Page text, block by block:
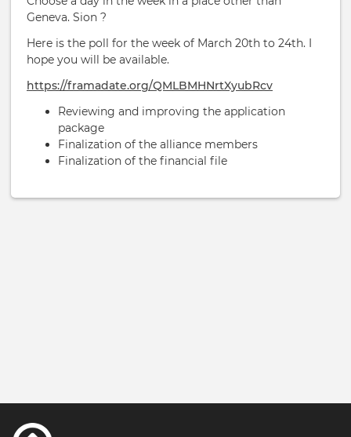
Geneva. Sion ?
Here is the poll for the week of March 20th to 24th. I
hope you will be available.
https://framadate.org/QMLBMHNrtXyubRcv
Reviewing and improving the application
package
Finalization of the alliance members
Finalization of the financial file